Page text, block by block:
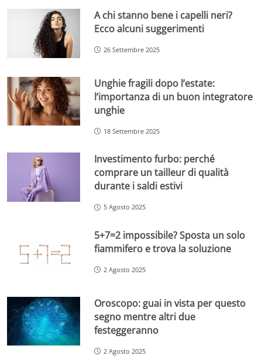
A chi stanno bene i capelli neri?
Ecco alcuni suggerimenti
26 Settembre 2025
Unghie fragili dopo l’estate:
l’importanza di un buon integratore
unghie
18 Settembre 2025
Investimento furbo: perché
comprare un tailleur di qualità
durante i saldi estivi
5 Agosto 2025
5+7=2 impossibile? Sposta un solo
fiammifero e trova la soluzione
2 Agosto 2025
Oroscopo: guai in vista per questo
segno mentre altri due
festeggeranno
2 Agosto 2025